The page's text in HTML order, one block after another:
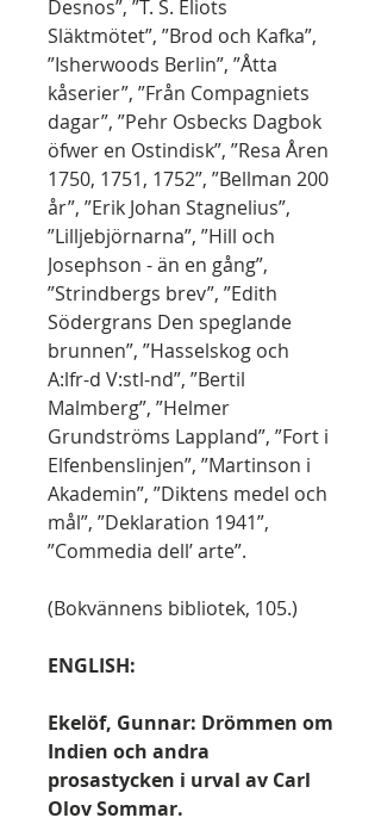
Desnos”, ”T. S. Eliots
Släktmötet”, ”Brod och Kafka”,
”Isherwoods Berlin”, ”Åtta
kåserier”, ”Från Compagniets
dagar”, ”Pehr Osbecks Dagbok
öfwer en Ostindisk”, ”Resa Åren
1750, 1751, 1752”, ”Bellman 200
år”, ”Erik Johan Stagnelius”,
”Lilljebjörnarna”, ”Hill och
Josephson - än en gång”,
”Strindbergs brev”, ”Edith
Södergrans Den speglande
brunnen”, ”Hasselskog och
A:lfr-d V:stl-nd”, ”Bertil
Malmberg”, ”Helmer
Grundströms Lappland”, ”Fort i
Elfenbenslinjen”, ”Martinson i
Akademin”, ”Diktens medel och
mål”, ”Deklaration 1941”,
”Commedia dell’ arte”.
(Bokvännens bibliotek, 105.)
ENGLISH:
Ekelöf, Gunnar: Drömmen om
Indien och andra
prosastycken i urval av Carl
Olov Sommar.